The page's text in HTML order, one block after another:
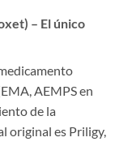
– El único
AEMPS en
de la
original es Priligy,